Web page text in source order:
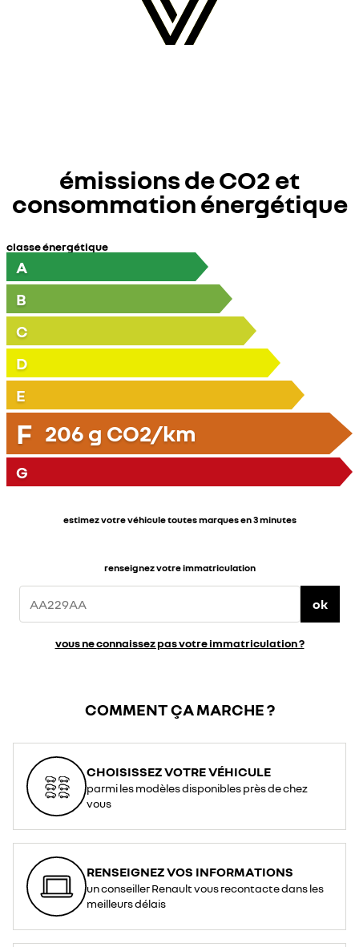
émissions de CO2 et
consommation énergétique
classe énergétique
A
B
C
D
E
F 206 g CO2/km
G
estimez votre véhicule toutes marques en 3 minutes
renseignez votre immatriculation
ok
vous ne connaissez pas votre immatriculation ?
COMMENT ÇA MARCHE ?
CHOISISSEZ VOTRE VÉHICULE
parmi les modèles disponibles près de chez
vous
RENSEIGNEZ VOS INFORMATIONS
un conseiller Renault vous recontacte dans les
meilleurs délais